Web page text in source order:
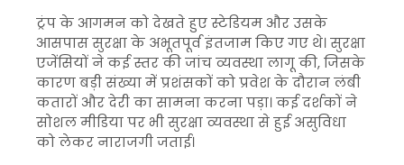
ट्रंप के आगमन को देखते हुए स्टेडियम और उसके
आसपास सुरक्षा के अभूतपूर्व इंतजाम किए गए थे। सुरक्षा
एजेंसियों ने कई स्तर की जांच व्यवस्था लागू की, जिसके
कारण बड़ी संख्या में प्रशंसकों को प्रवेश के दौरान लंबी
कतारों और देरी का सामना करना पड़ा। कई दर्शकों ने
सोशल मीडिया पर भी सुरक्षा व्यवस्था से हुई असुविधा
को लेकर नाराजगी जताई।